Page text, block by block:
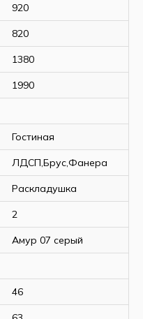
920
820
1380
1990
Гостиная
ЛДСП,Брус,Фанера
Раскладушка
2
Амур 07 серый
46